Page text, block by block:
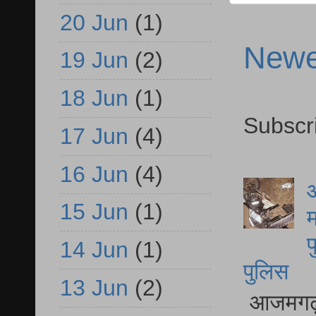
पुलिस
आजमगढ़
20 Jun (1)
19 Jun (2)
18 Jun (1)
17 Jun (4)
16 Jun (4)
15 Jun (1)
14 Jun (1)
13 Jun (2)